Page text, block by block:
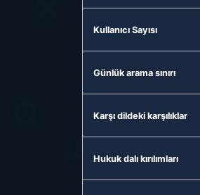
Kullanıcı Sayısı
Günlük arama sınırı
Karşı dildeki karşılıklar
Hukuk dalı kırılımları